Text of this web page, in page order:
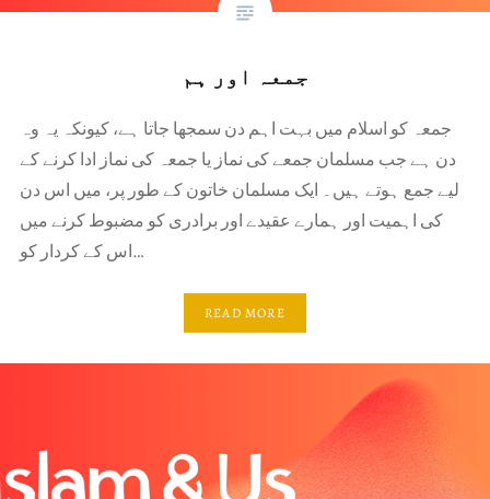
جمعہ اور ہم
جمعہ کو اسلام میں بہت اہم دن سمجھا جاتا ہے، کیونکہ یہ وہ
دن ہے جب مسلمان جمعے کی نماز یا جمعہ کی نماز ادا کرنے کے
لیے جمع ہوتے ہیں۔ ایک مسلمان خاتون کے طور پر، میں اس دن
کی اہمیت اور ہمارے عقیدے اور برادری کو مضبوط کرنے میں
اس کے کردار کو…
READ MORE